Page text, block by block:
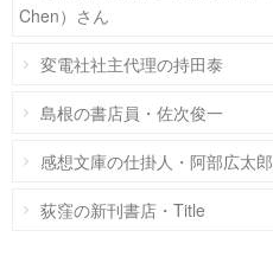
Chen）さん
変電社社主代理の持田泰
島根の書店員・佐次俊一
感想文庫の仕掛人・阿部広太郎
荻窪の新刊書店・Title